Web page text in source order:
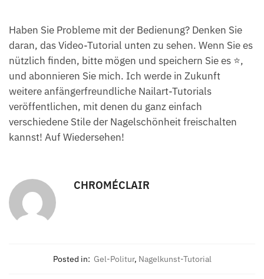
Haben Sie Probleme mit der Bedienung? Denken Sie
daran, das Video-Tutorial unten zu sehen. Wenn Sie es
nützlich finden, bitte mögen und speichern Sie es ⭐,
und abonnieren Sie mich. Ich werde in Zukunft
weitere anfängerfreundliche Nailart-Tutorials
veröffentlichen, mit denen du ganz einfach
verschiedene Stile der Nagelschönheit freischalten
kannst! Auf Wiedersehen!
CHROMÉCLAIR
Posted in: Gel-Politur, Nagelkunst-Tutorial